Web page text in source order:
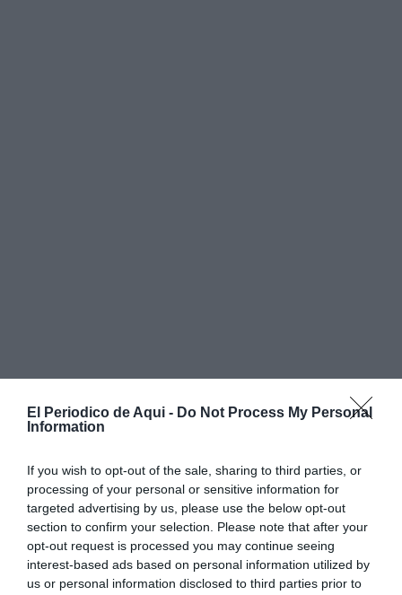
El Periodico de Aqui - Do Not Process My Personal
Information
If you wish to opt-out of the sale, sharing to third parties, or
processing of your personal or sensitive information for
targeted advertising by us, please use the below opt-out
section to confirm your selection. Please note that after your
opt-out request is processed you may continue seeing
interest-based ads based on personal information utilized by
us or personal information disclosed to third parties prior to
“La candidatura tiene que entender el Corpus como
unaexpresión compartida de la cultura popular
valenciana”, sostiene Fuset, que recuerda que la
influencia de la celebración de València se extendió
durante siglos a muchos otros municipios de la